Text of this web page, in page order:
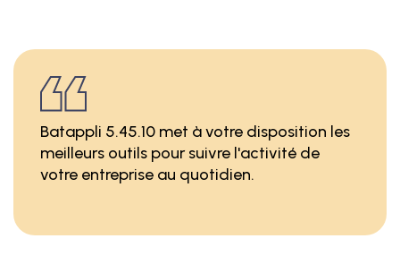
Batappli 5.45.10 met à votre disposition les
meilleurs outils pour suivre l'activité de
votre entreprise au quotidien.